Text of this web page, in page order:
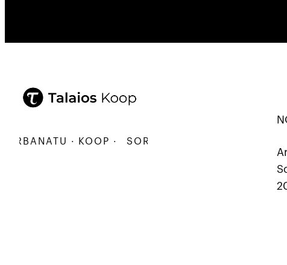
· KOOP · SORTU · ERALDATU ·